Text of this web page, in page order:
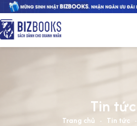
Tin tức
Trang chủ - Tin tức -